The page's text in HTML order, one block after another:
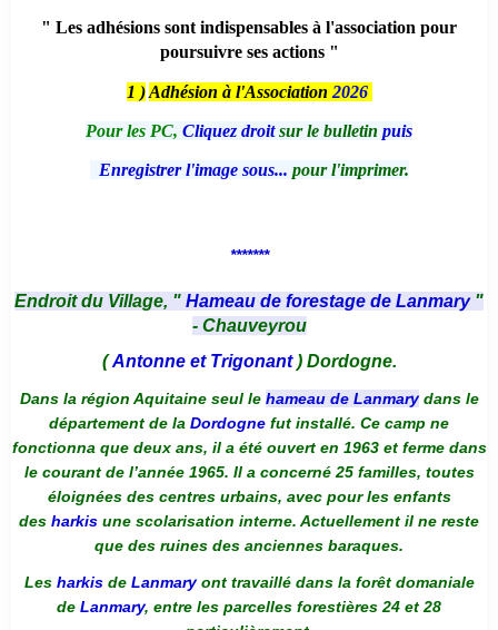
" Les adhésions sont indispensables à l'association pour
poursuivre ses actions "
1 ) Adhésion à l'Association 2026
Pour les PC, Cliquez droitsur le bulletin puis
Enregistrer l'image sous... pour l'imprimer.
*******
Endroit du Village, " Hameau de forestage de Lanmary "
- Chauveyrou
(Antonne et Trigonant) Dordogne.
Dans la région Aquitaine seul le hameau de Lanmarydans le
département de la Dordogne fut installé. Ce camp ne
fonctionna que deux ans, il a été ouvert en 1963 et ferme dans
le courant de l’année 1965. Il a concerné 25 familles, toutes
éloignées des centres urbains, avec pour les enfants
des harkis une scolarisation interne. Actuellement il ne reste
que des ruines des anciennes baraques.
Les harkis de Lanmaryont travaillé dans la forêt domaniale
de Lanmary, entre les parcelles forestières 24 et 28